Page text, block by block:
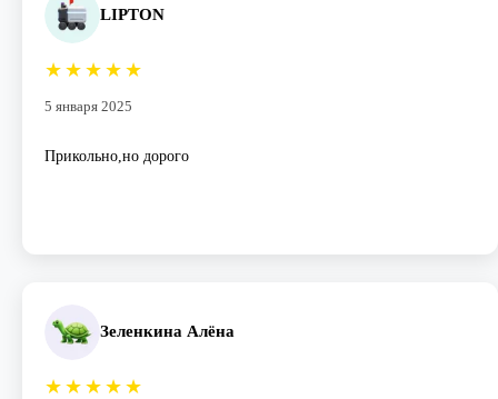
LIPTON
★ ★ ★ ★ ★
5 января 2025
Прикольно,но дорого
Зеленкина Алёна
★ ★ ★ ★ ★